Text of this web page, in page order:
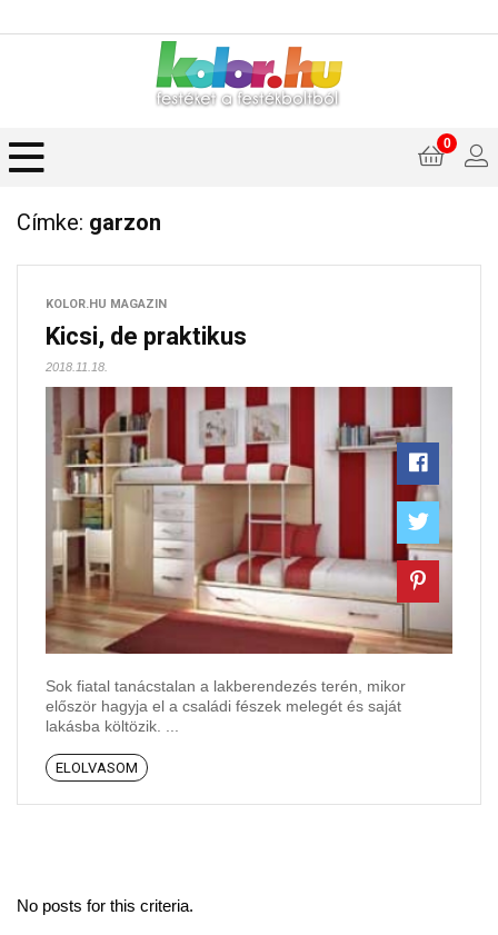
0
Címke: garzon
KOLOR.HU MAGAZIN
Kicsi, de praktikus
2018.11.18.
Sok fiatal tanácstalan a lakberendezés terén, mikor
először hagyja el a családi fészek melegét és saját
lakásba költözik. ...
ELOLVASOM
No posts for this criteria.